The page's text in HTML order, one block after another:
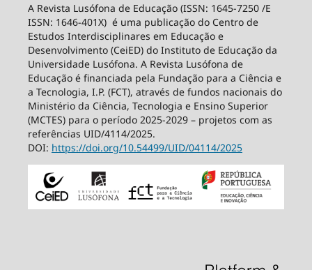
A Revista Lusófona de Educação (ISSN: 1645-7250 /E
ISSN: 1646-401X) é uma publicação do Centro de
Estudos Interdisciplinares em Educação e
Desenvolvimento (CeiED) do Instituto de Educação da
Universidade Lusófona. A Revista Lusófona de
Educação é financiada pela Fundação para a Ciência e
a Tecnologia, I.P. (FCT), através de fundos nacionais do
Ministério da Ciência, Tecnologia e Ensino Superior
(MCTES) para o período 2025-2029 – projetos com as
referências UID/4114/2025.
DOI: https://doi.org/10.54499/UID/04114/2025